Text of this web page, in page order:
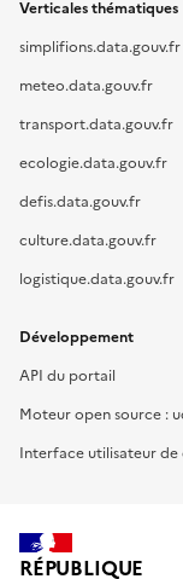
Verticales thématiques
simplifions.data.gouv.fr
meteo.data.gouv.fr
transport.data.gouv.fr
ecologie.data.gouv.fr
defis.data.gouv.fr
culture.data.gouv.fr
logistique.data.gouv.fr
Développement
API du portail
Moteur open source :
Interface utilisateur
RÉPUBLIQUE